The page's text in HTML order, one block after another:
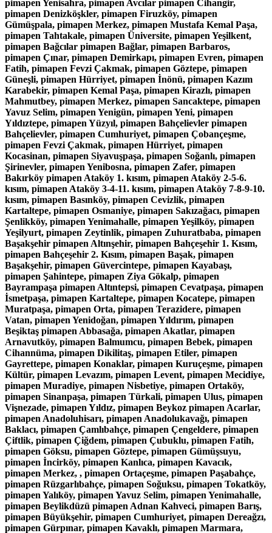
pimapen Yenisahra, pimapen Avcılar pimapen Cihangir,
pimapen Denizköşkler, pimapen Firuzköy, pimapen
Gümüşpala, pimapen Merkez, pimapen Mustafa Kemal Paşa,
pimapen Tahtakale, pimapen Üniversite, pimapen Yeşilkent,
pimapen Bağcılar pimapen Bağlar, pimapen Barbaros,
pimapen Çınar, pimapen Demirkapı, pimapen Evren, pimapen
Fatih, pimapen Fevzi Çakmak, pimapen Göztepe, pimapen
Güneşli, pimapen Hürriyet, pimapen İnönü, pimapen Kazım
Karabekir, pimapen Kemal Paşa, pimapen Kirazlı, pimapen
Mahmutbey, pimapen Merkez, pimapen Sancaktepe, pimapen
Yavuz Selim, pimapen Yenigün, pimapen Yeni, pimapen
Yıldıztepe, pimapen Yüzyıl, pimapen Bahçelievler pimapen
Bahçelievler, pimapen Cumhuriyet, pimapen Çobançeşme,
pimapen Fevzi Çakmak, pimapen Hürriyet, pimapen
Kocasinan, pimapen Siyavuşpaşa, pimapen Soğanlı, pimapen
Şirinevler, pimapen Yenibosna, pimapen Zafer, pimapen
Bakırköy pimapen Ataköy 1. kısım, pimapen Ataköy 2-5-6.
kısım, pimapen Ataköy 3-4-11. kısım, pimapen Ataköy 7-8-9-10.
kısım, pimapen Basınköy, pimapen Cevizlik, pimapen
Kartaltepe, pimapen Osmaniye, pimapen Sakızağacı, pimapen
Şenlikköy, pimapen Yenimahalle, pimapen Yeşilköy, pimapen
Yeşilyurt, pimapen Zeytinlik, pimapen Zuhuratbaba, pimapen
Başakşehir pimapen Altınşehir, pimapen Bahçeşehir 1. Kısım,
pimapen Bahçeşehir 2. Kısım, pimapen Başak, pimapen
Başakşehir, pimapen Güvercintepe, pimapen Kayabaşı,
pimapen Şahintepe, pimapen Ziya Gökalp, pimapen
Bayrampaşa pimapen Altıntepsi, pimapen Cevatpaşa, pimapen
İsmetpaşa, pimapen Kartaltepe, pimapen Kocatepe, pimapen
Muratpaşa, pimapen Orta, pimapen Terazidere, pimapen
Vatan, pimapen Yenidoğan, pimapen Yıldırım, pimapen
Beşiktaş pimapen Abbasağa, pimapen Akatlar, pimapen
Arnavutköy, pimapen Balmumcu, pimapen Bebek, pimapen
Cihannüma, pimapen Dikilitaş, pimapen Etiler, pimapen
Gayrettepe, pimapen Konaklar, pimapen Kuruçeşme, pimapen
Kültür, pimapen Levazım, pimapen Levent, pimapen Mecidiye,
pimapen Muradiye, pimapen Nisbetiye, pimapen Ortaköy,
pimapen Sinanpaşa, pimapen Türkali, pimapen Ulus, pimapen
Vişnezade, pimapen Yıldız, pimapen Beykoz pimapen Acarlar,
pimapen Anadoluhisarı, pimapen Anadolukavağı, pimapen
Baklacı, pimapen Çamlıbahçe, pimapen Çengeldere, pimapen
Çiftlik, pimapen Çiğdem, pimapen Çubuklu, pimapen Fatih,
pimapen Göksu, pimapen Göztepe, pimapen Gümüşsuyu,
pimapen İncirköy, pimapen Kanlıca, pimapen Kavacık,
pimapen Merkez, , pimapen Ortaçeşme, pimapen Paşabahçe,
pimapen Rüzgarlıbahçe, pimapen Soğuksu, pimapen Tokatköy,
pimapen Yalıköy, pimapen Yavuz Selim, pimapen Yenimahalle,
pimapen Beylikdüzü pimapen Adnan Kahveci, pimapen Barış,
pimapen Büyükşehir, pimapen Cumhuriyet, pimapen Dereağzı,
pimapen Gürpınar, pimapen Kavaklı, pimapen Marmara,